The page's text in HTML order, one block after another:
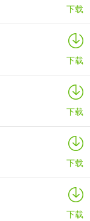
下载
下载
下载
下载
下载